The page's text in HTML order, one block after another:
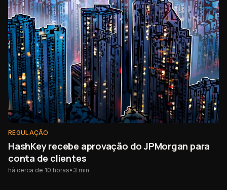
REGULAÇÃO
HashKey recebe aprovação do JPMorgan para
conta de clientes
há cerca de 10 horas• 3 min